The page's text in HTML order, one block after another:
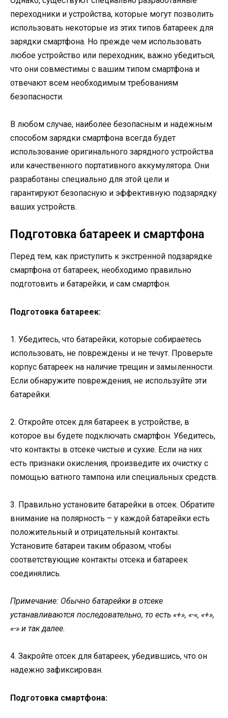
переходники и устройства, которые могут позволить
использовать некоторые из этих типов батареек для
зарядки смартфона. Но прежде чем использовать
любое устройство или переходник, важно убедиться,
что они совместимы с вашим типом смартфона и
отвечают всем необходимым требованиям
безопасности.
В любом случае, наиболее безопасным и надежным
способом зарядки смартфона всегда будет
использование оригинального зарядного устройства
или качественного портативного аккумулятора. Они
разработаны специально для этой цели и
гарантируют безопасную и эффективную подзарядку
ваших устройств.
Подготовка батареек и смартфона
Перед тем, как приступить к экстренной подзарядке
смартфона от батареек, необходимо правильно
подготовить и батарейки, и сам смартфон.
Подготовка батареек:
1. Убедитесь, что батарейки, которые собираетесь
использовать, не повреждены и не течут. Проверьте
корпус батареек на наличие трещин и замыленности.
Если обнаружите повреждения, не используйте эти
батарейки.
2. Откройте отсек для батареек в устройстве, в
которое вы будете подключать смартфон. Убедитесь,
что контакты в отсеке чистые и сухие. Если на них
есть признаки окисления, произведите их очистку с
помощью ватного тампона или специальных средств.
3. Правильно установите батарейки в отсек. Обратите
внимание на полярность – у каждой батарейки есть
положительный и отрицательный контакты.
Установите батареи таким образом, чтобы
соответствующие контакты отсека и батареек
соединялись.
Примечание: Обычно батарейки в отсеке
устанавливаются последовательно, то есть «+», «-«, «+»,
«-» и так далее.
4. Закройте отсек для батареек, убедившись, что он
надежно зафиксирован.
Подготовка смартфона: